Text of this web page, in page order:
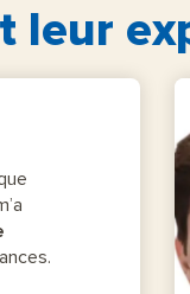
leur